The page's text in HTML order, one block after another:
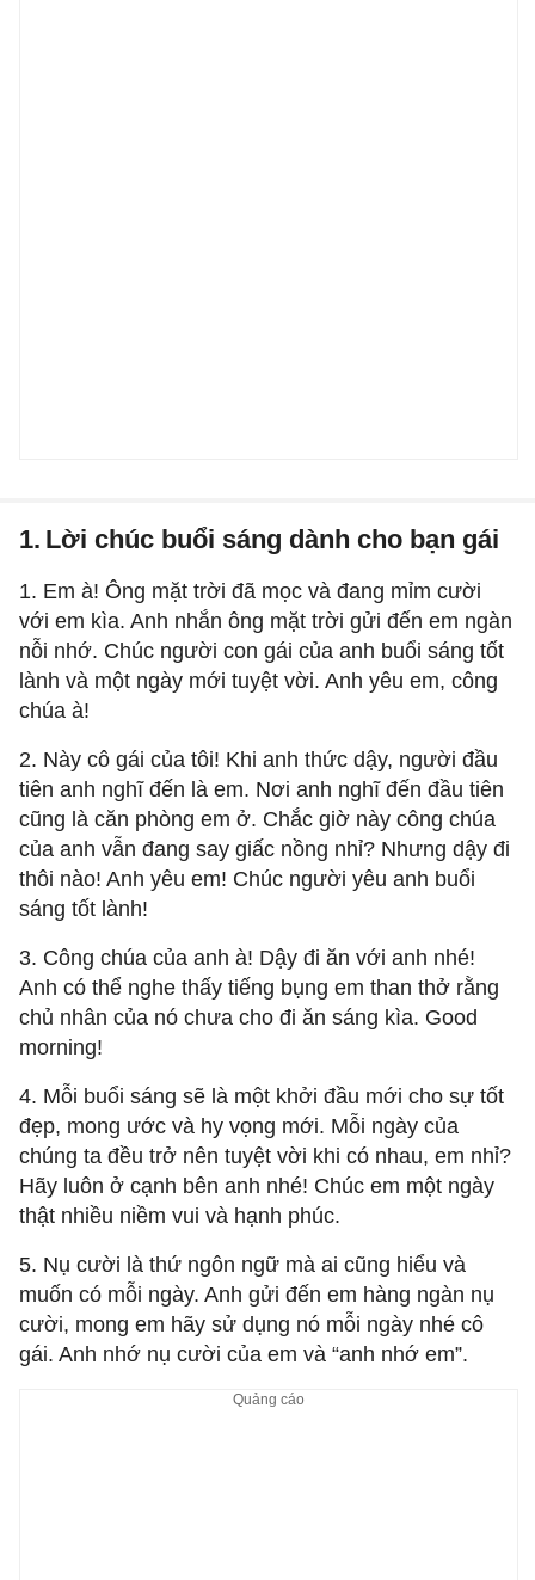
Lời chúc buổi sáng dành cho bạn gái
1.
1. Em à! Ông mặt trời đã mọc và đang mỉm cười
với em kìa. Anh nhắn ông mặt trời gửi đến em ngàn
nỗi nhớ. Chúc người con gái của anh buổi sáng tốt
lành và một ngày mới tuyệt vời. Anh yêu em, công
chúa à!
2. Này cô gái của tôi! Khi anh thức dậy, người đầu
tiên anh nghĩ đến là em. Nơi anh nghĩ đến đầu tiên
cũng là căn phòng em ở. Chắc giờ này công chúa
của anh vẫn đang say giấc nồng nhỉ? Nhưng dậy đi
thôi nào! Anh yêu em! Chúc người yêu anh buổi
sáng tốt lành!
3. Công chúa của anh à! Dậy đi ăn với anh nhé!
Anh có thể nghe thấy tiếng bụng em than thở rằng
chủ nhân của nó chưa cho đi ăn sáng kìa. Good
morning!
4. Mỗi buổi sáng sẽ là một khởi đầu mới cho sự tốt
đẹp, mong ước và hy vọng mới. Mỗi ngày của
chúng ta đều trở nên tuyệt vời khi có nhau, em nhỉ?
Hãy luôn ở cạnh bên anh nhé! Chúc em một ngày
thật nhiều niềm vui và hạnh phúc.
5. Nụ cười là thứ ngôn ngữ mà ai cũng hiểu và
muốn có mỗi ngày. Anh gửi đến em hàng ngàn nụ
cười, mong em hãy sử dụng nó mỗi ngày nhé cô
gái. Anh nhớ nụ cười của em và “anh nhớ em”.